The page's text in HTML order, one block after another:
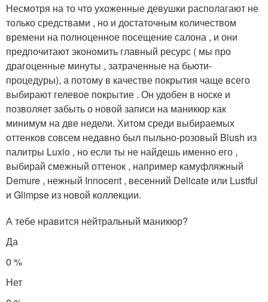
Несмотря на то что ухоженные девушки располагают не
только средствами , но и достаточным количеством
времени на полноценное посещение салона , и они
предпочитают экономить главный ресурс ( мы про
драгоценные минуты , затраченные на бьюти-
процедуры), а потому в качестве покрытия чаще всего
выбирают гелевое покрытие . Он удобен в носке и
позволяет забыть о новой записи на маникюр как
минимум на две недели. Хитом среди выбираемых
оттенков совсем недавно был пыльно-розовый Blush из
палитры Luxio , но если ты не найдешь именно его ,
выбирай смежный оттенок , например камуфляжный
Demure , нежный Innocent , весенний Delicate или Lustful
и Glimpse из новой коллекции.
А тебе нравится нейтральный маникюр?
Да
0 %
Нет